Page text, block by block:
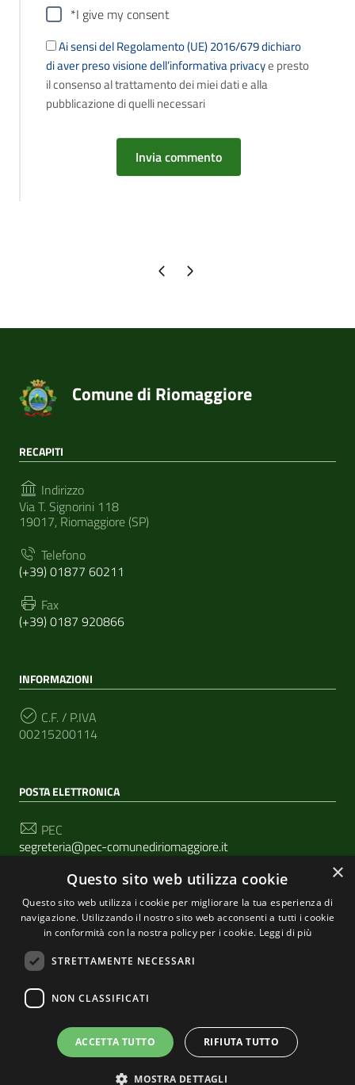
*I give my consent
Ai sensi del Regolamento (UE) 2016/679 dichiaro
di aver preso visione dell’informativa privacye presto
il consenso al trattamento dei miei dati e alla
pubblicazione di quelli necessari
Pagina precedente
Pagina successiva
Comune di Riomaggiore
RECAPITI
Indirizzo
Via T. Signorini 118
19017, Riomaggiore (SP)
Telefono
(+39) 01877 60211
Fax
(+39) 0187 920866
INFORMAZIONI
C.F. / P.IVA
00215200114
POSTA ELETTRONICA
PEC
segreteria@pec-comunediriomaggiore.it
Email
urp@comune.riomaggiore.sp.it
SEGUICI SU
Sezione Link Utili
| Cookie policy | Realizzato con WordPress
Tema grafico ItaliaWP2 | Basato sul Prototipo per siti
×
Questo sito web utilizza cookie
Questo sito web utilizza i cookie per migliorare la tua esperienza di
navigazione. Utilizzando il nostro sito web acconsenti a tutti i cookie
in conformità con la nostra policy per i cookie. Leggi di più
STRETTAMENTE NECESSARI
NON CLASSIFICATI
ACCETTA TUTTO RIFIUTA TUTTO
MOSTRA DETTAGLI